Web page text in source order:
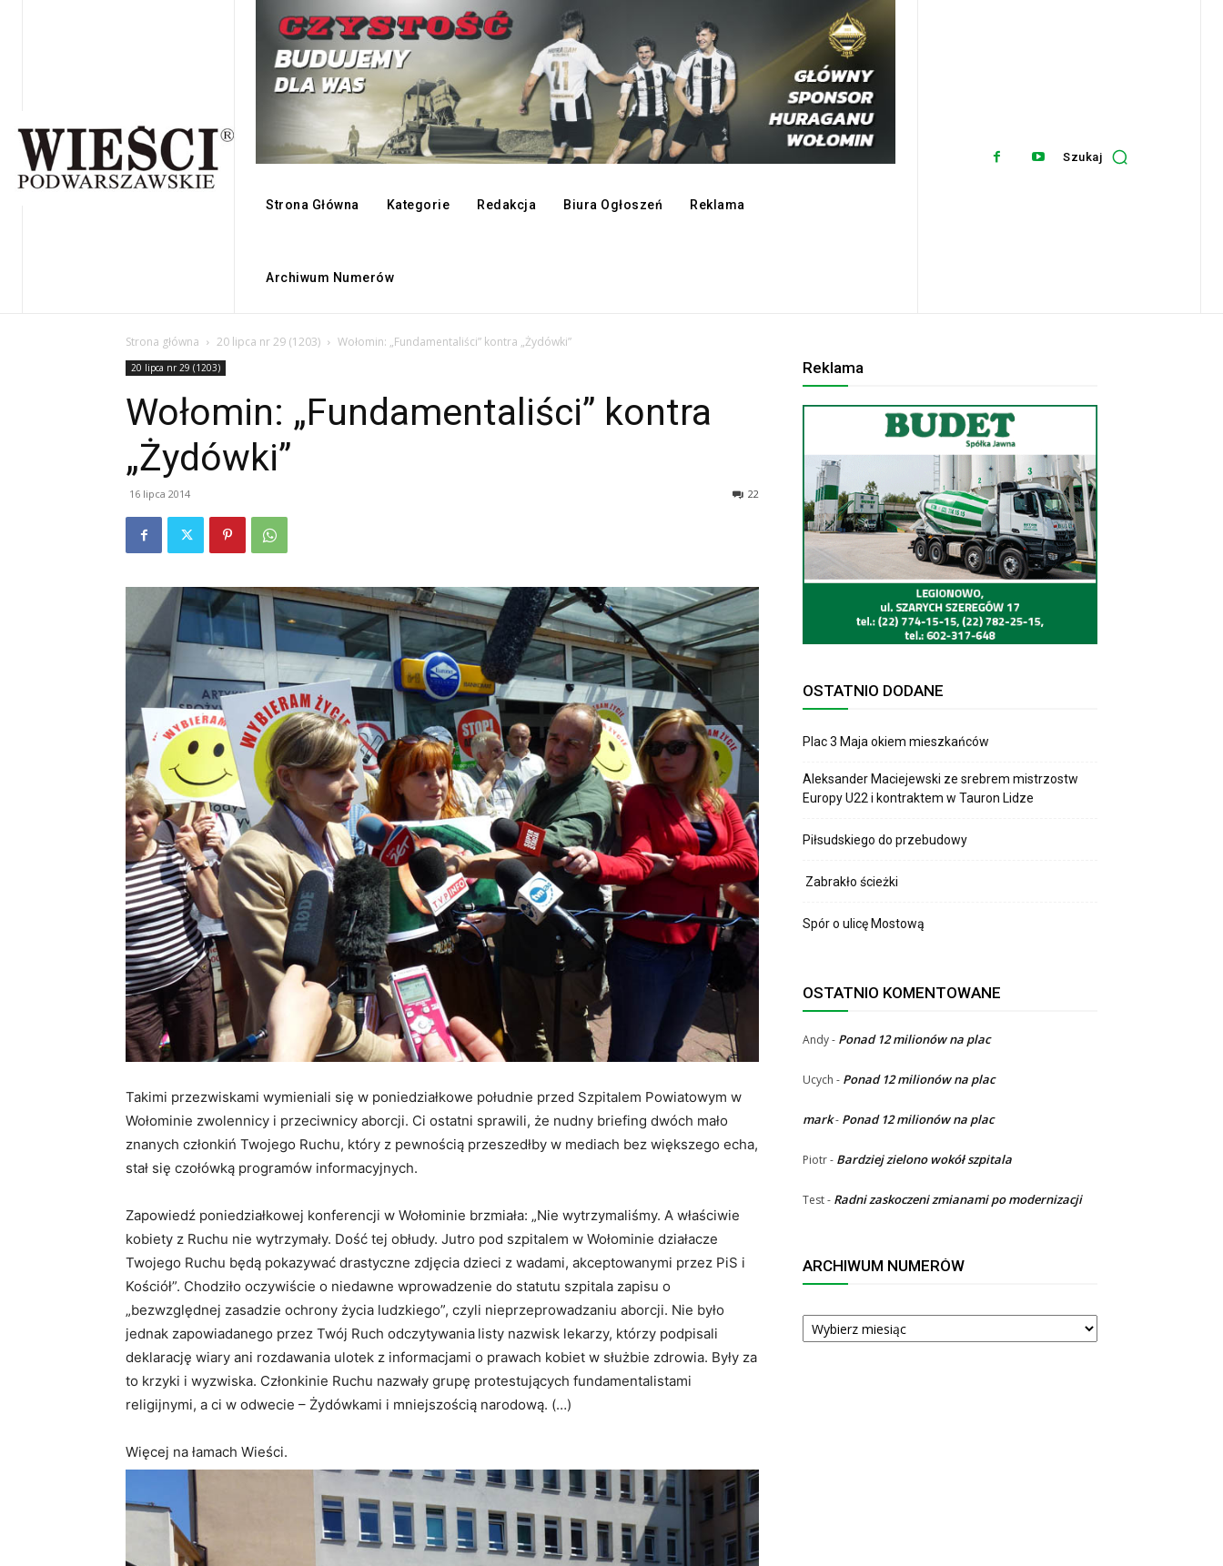
Strona Główna Kategorie Redakcja Biura Ogłoszeń Reklama
Archiwum Numerów
Szukaj
Strona główna 20 lipca nr 29 (1203) Wołomin: „Fundamentaliści” kontra „Żydówki”
20 lipca nr 29 (1203)
Wołomin: „Fundamentaliści” kontra
„Żydówki”
16 lipca 2014 22
Takimi przezwiskami wymieniali się w poniedziałkowe południe przed Szpitalem Powiatowym w
Wołominie zwolennicy i przeciwnicy aborcji. Ci ostatni sprawili, że nudny briefing dwóch mało
znanych członkiń Twojego Ruchu, który z pewnością przeszedłby w mediach bez większego echa,
stał się czołówką programów informacyjnych.
Zapowiedź poniedziałkowej konferencji w Wołominie brzmiała: „Nie wytrzymaliśmy. A właściwie
kobiety z Ruchu nie wytrzymały. Dość tej obłudy. Jutro pod szpitalem w Wołominie działacze
Twojego Ruchu będą pokazywać drastyczne zdjęcia dzieci z wadami, akceptowanymi przez PiS i
Kościół”. Chodziło oczywiście o niedawne wprowadzenie do statutu szpitala zapisu o
„bezwzględnej zasadzie ochrony życia ludzkiego”, czyli nieprzeprowadzaniu aborcji. Nie było
jednak zapowiadanego przez Twój Ruch odczytywania listy nazwisk lekarzy, którzy podpisali
deklarację wiary ani rozdawania ulotek z informacjami o prawach kobiet w służbie zdrowia. Były za
to krzyki i wyzwiska. Członkinie Ruchu nazwały grupę protestujących fundamentalistami
religijnymi, a ci w odwecie – Żydówkami i mniejszością narodową. (…)
Więcej na łamach Wieści.
Reklama
OSTATNIO DODANE
Plac 3 Maja okiem mieszkańców
Aleksander Maciejewski ze srebrem mistrzostw
Europy U22 i kontraktem w Tauron Lidze
Piłsudskiego do przebudowy
Zabrakło ścieżki
Spór o ulicę Mostową
OSTATNIO KOMENTOWANE
Andy- Ponad 12 milionów na plac
Ucych - Ponad 12 milionów na plac
mark- Ponad 12 milionów na plac
Piotr- Bardziej zielono wokół szpitala
Test- Radni zaskoczeni zmianami po modernizacji
ARCHIWUM NUMERÓW
ARCHIWUM
NUMERÓW